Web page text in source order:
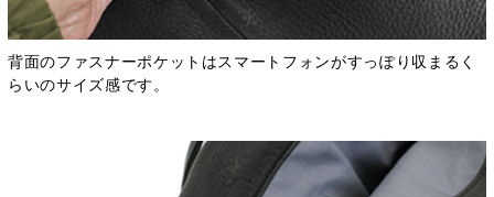
背面のファスナーポケットはスマートフォンがすっぽり収まるく
らいのサイズ感です。